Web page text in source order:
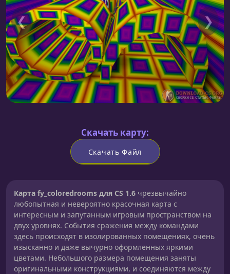
❮ ❯
Скачать карту:
Скачать Файл
Карта fy_coloredrooms для CS 1.6 чрезвычайно
любопытная и невероятно красочная карта с
интересным и запутанным игровым пространством на
двух уровнях. События сражения между командами
здесь происходят в изолированных помещениях, очень
изысканно и даже вычурно оформленных яркими
цветами. Небольшого размера помещения заняты
оригинальными конструкциями, и соединяются между